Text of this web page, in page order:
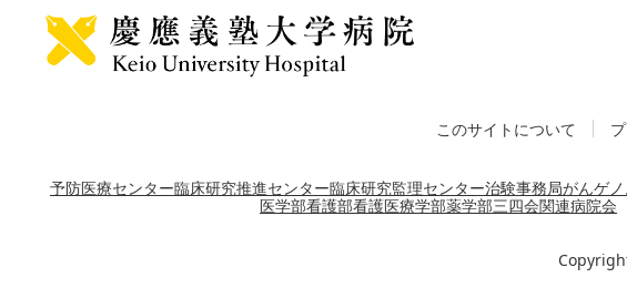
このサイトについて
予防医療センター臨床研究推進センター臨床研究監理センター治験事務局がんゲ
医学部看護部看護医療学部薬学部三四会関連病院会